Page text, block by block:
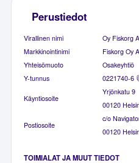
Perustiedot
Virallinen nimi
Oy Fiskorg
Markkinointinimi
Fiskorg Oy
Yhteisömuoto
Osakeyhtiö
Y-tunnus
0221740-6
Käyntiosoite
Yrjönkatu 9
00120
Postiosoite
c/o
00120
TOIMIALAT JA MUUT TIEDOT